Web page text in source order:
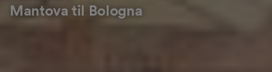
Mantova til Bologna